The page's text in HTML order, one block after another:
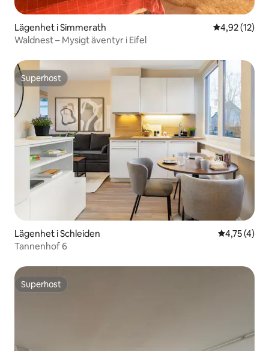
Lägenhet i Simmerath 4,92 av 5 i
4,92 (12)
Waldnest – Mysigt äventyr i Eifel
Superhost
Superhost
Lägenhet i Schleiden 4,75 av 5 i
4,75 (4)
Tannenhof 6
Superhost
Superhost